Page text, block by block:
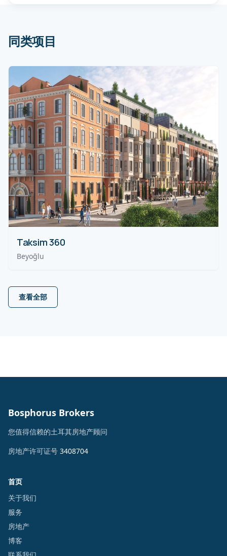
同类项目
Taksim 360
Beyoğlu
查看全部
Bosphorus Brokers
您值得信赖的土耳其房地产顾问
房地产许可证号 3408704
首页
关于我们
服务
房地产
博客